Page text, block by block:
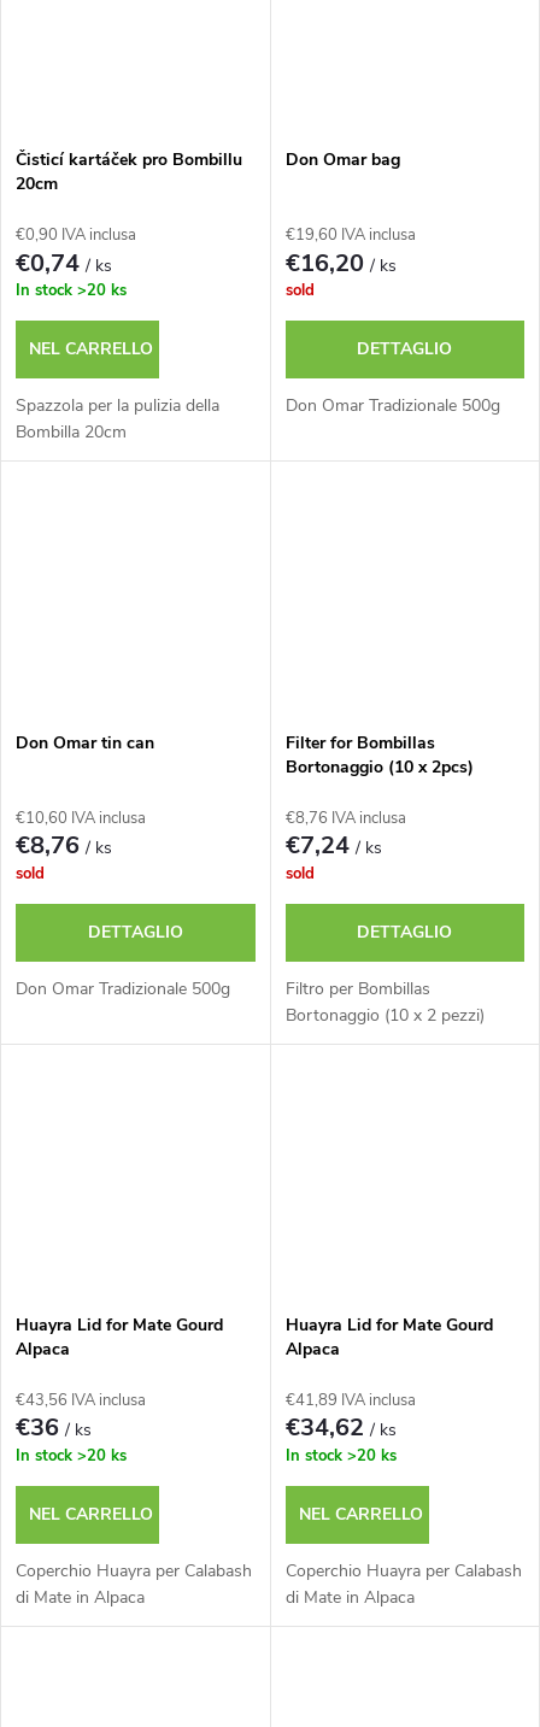
Čisticí kartáček pro Bombillu
20cm
€0,90 IVA inclusa
€0,74/ ks
In stock >20 ks
NEL CARRELLO
Spazzola per la pulizia della
Bombilla 20cm
Don Omar bag
€19,60 IVA inclusa
€16,20/ ks
sold
DETTAGLIO
Don Omar Tradizionale 500g
Don Omar tin can
€10,60 IVA inclusa
€8,76/ ks
sold
DETTAGLIO
Don Omar Tradizionale 500g
Filter for Bombillas
Bortonaggio (10 x 2pcs)
€8,76 IVA inclusa
€7,24/ ks
sold
DETTAGLIO
Filtro per Bombillas
Bortonaggio (10 x 2 pezzi)
Huayra Lid for Mate Gourd
Alpaca
€43,56 IVA inclusa
€36/ ks
In stock >20 ks
NEL CARRELLO
Coperchio Huayra per Calabash
di Mate in Alpaca
Huayra Lid for Mate Gourd
Alpaca
€41,89 IVA inclusa
€34,62/ ks
In stock >20 ks
NEL CARRELLO
Coperchio Huayra per Calabash
di Mate in Alpaca